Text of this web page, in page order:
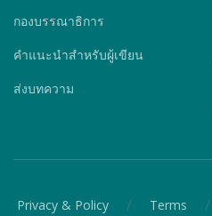
กองบรรณาธิการ
คำแนะนำสำหรับผู้เขียน
ส่งบทความ
Privacy & Policy / Terms /